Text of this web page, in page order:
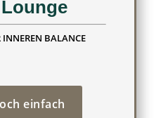
INNEREN BALANCE
einfach